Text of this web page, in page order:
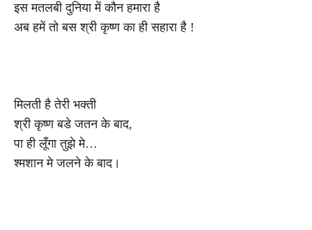
इस मतलबी दुनिया में कौन हमारा है
अब हमें तो बस श्री कृष्ण का ही सहारा है !
मिलती है तेरी भक्ती
श्री कृष्ण बडे जतन के बाद,
पा ही लूँगा तुझे मे…
श्मशान मे जलने के बाद।